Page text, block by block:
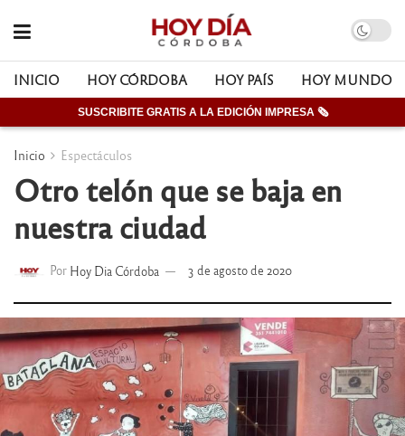
INICIO HOY CÓRDOBA HOY PAÍS HOY MUNDO
SUSCRIBITE GRATIS A LA EDICIÓN IMPRESA 🗞
Inicio Espectáculos
Otro telón que se baja en
nuestra ciudad
Por Hoy Dia Córdoba 3 de agosto de 2020